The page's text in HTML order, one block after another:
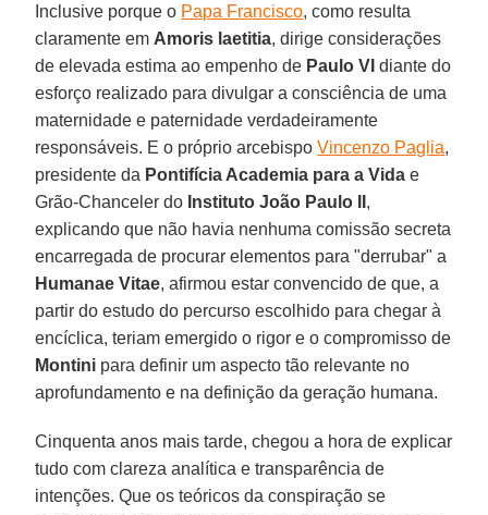
Inclusive porque o Papa Francisco, como resulta
claramente em Amoris laetitia, dirige considerações
de elevada estima ao empenho de Paulo VI diante do
esforço realizado para divulgar a consciência de uma
maternidade e paternidade verdadeiramente
responsáveis. E o próprio arcebispoVincenzo Paglia,
presidente da Pontifícia Academia para a Vida e
Grão-Chanceler do Instituto João Paulo II ,
explicando que não havia nenhuma comissão secreta
encarregada de procurar elementos para "derrubar" a
Humanae Vitae, afirmou estar convencido de que, a
partir do estudo do percurso escolhido para chegar à
encíclica, teriam emergido o rigor e o compromisso de
Montini para definir um aspecto tão relevante no
aprofundamento e na definição da geração humana.
Cinquenta anos mais tarde, chegou a hora de explicar
tudo com clareza analítica e transparência de
intenções. Que os teóricos da conspiração se